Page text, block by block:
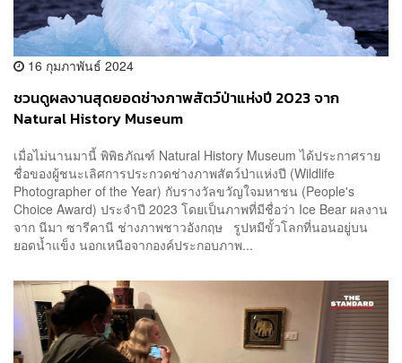
16 กุมภาพันธ์ 2024
ชวนดูผลงานสุดยอดช่างภาพสัตว์ป่าแห่งปี 2023 จาก
Natural History Museum
เมื่อไม่นานมานี้ พิพิธภัณฑ์ Natural History Museum ได้ประกาศราย
ชื่อของผู้ชนะเลิศการประกวดช่างภาพสัตว์ป่าแห่งปี (Wildlife
Photographer of the Year) กับรางวัลขวัญใจมหาชน (People's
Choice Award) ประจำปี 2023 โดยเป็นภาพที่มีชื่อว่า Ice Bear ผลงาน
จาก นีมา ซารีคานี ช่างภาพชาวอังกฤษ รูปหมีขั้วโลกที่นอนอยู่บน
ยอดน้ำแข็ง นอกเหนือจากองค์ประกอบภาพ...